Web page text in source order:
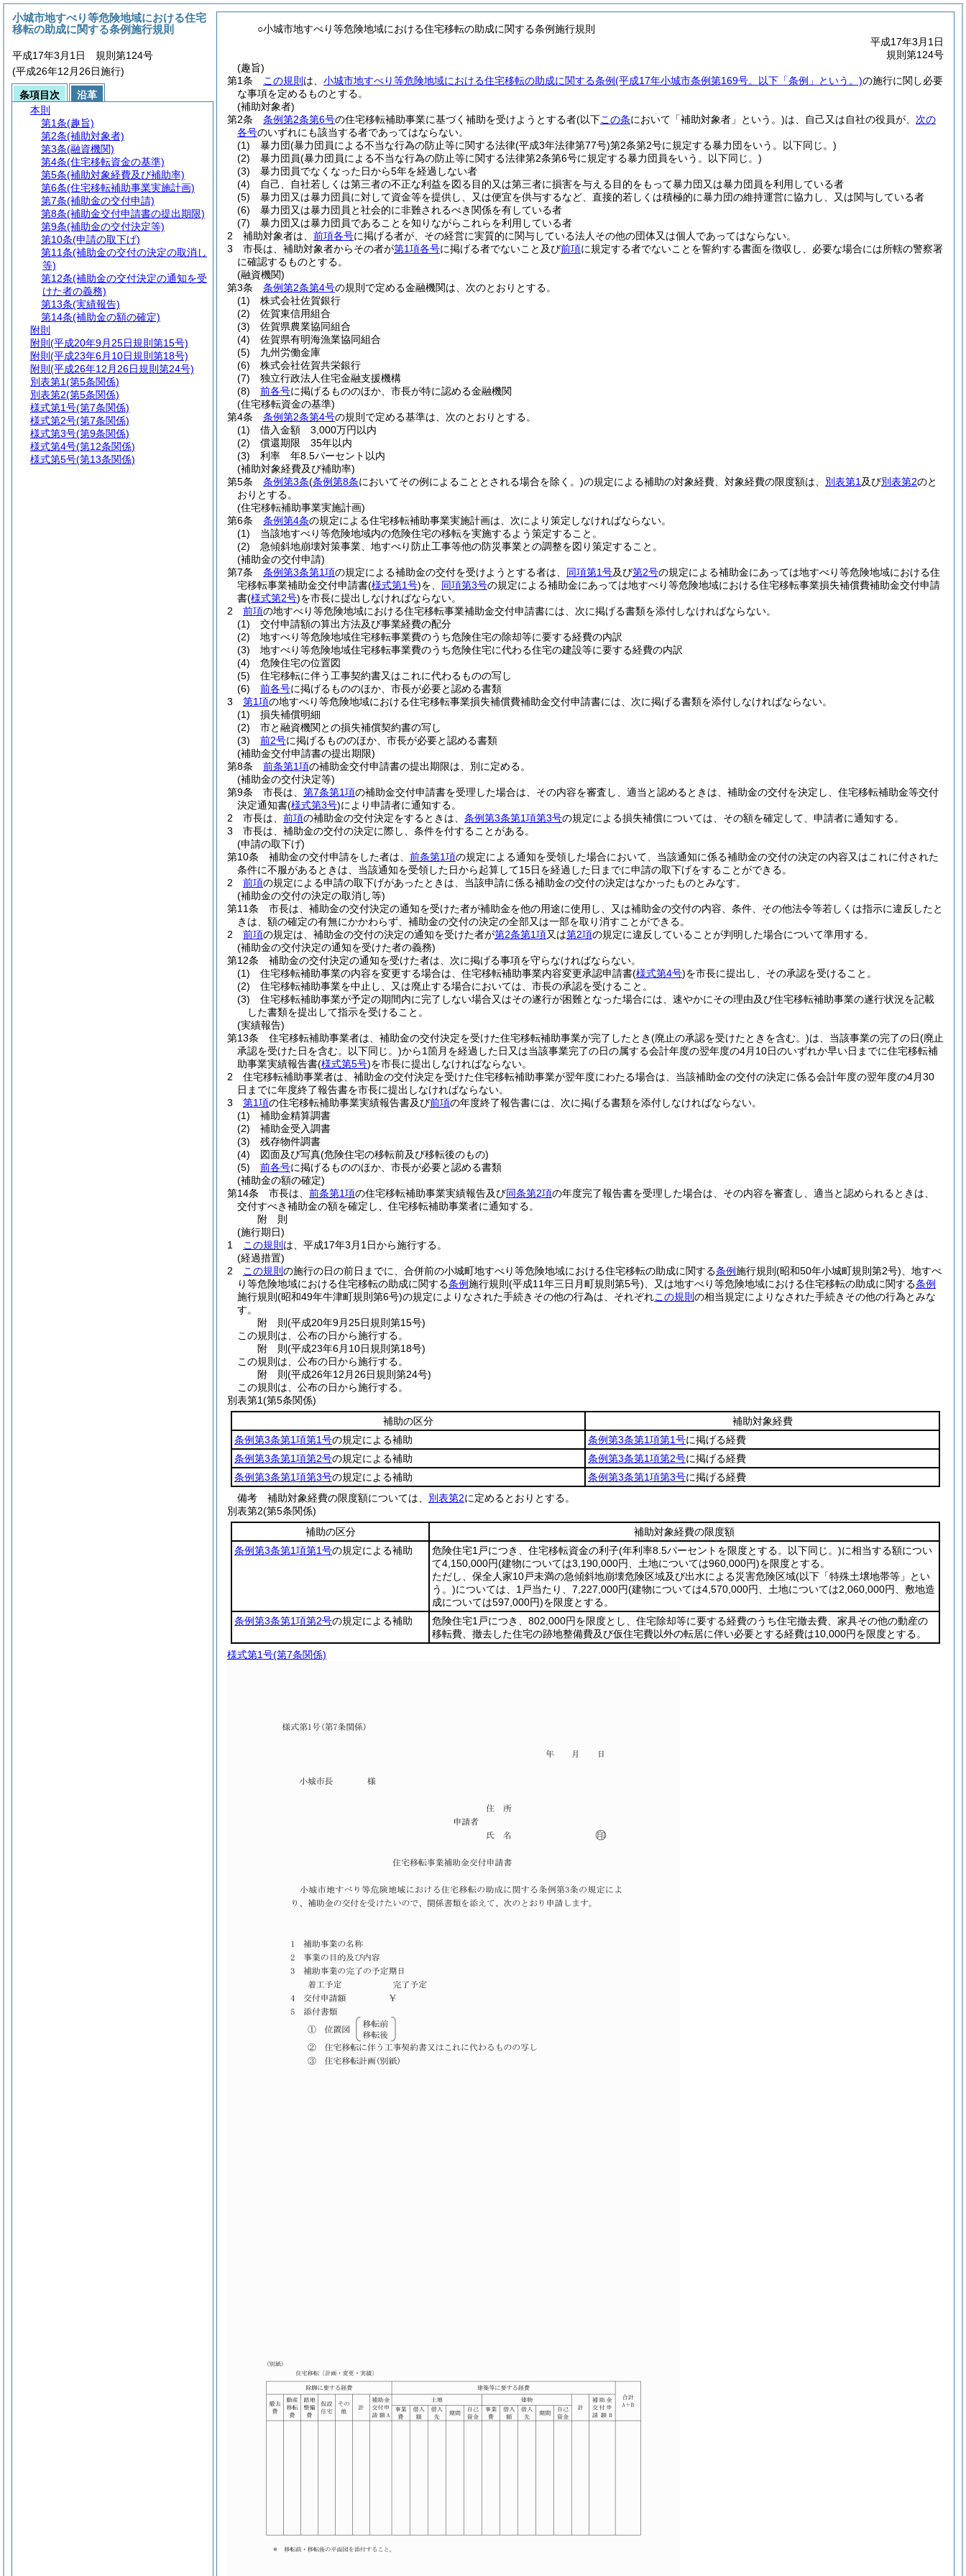
○小城市地すべり等危険地域における住宅移転の助成に関する条例施行規則
平成17年3月1日
規則第124号
(趣旨)
第1条
この規則 は、 小城市地すべり等危険地域における住宅移転の助成に関する条例(平成17年小城市条例第169号。以下「条例」という。)の施行に関し必要
な事項を定めるものとする。
(補助対象者)
第2条
条例第2条第6号の住宅移転補助事業に基づく補助を受けようとする者(以下この条において「補助対象者」という。)は、自己又は自社の役員が、 次の
各号のいずれにも該当する者であってはならない。
(1)
暴力団(暴力団員による不当な行為の防止等に関する法律(平成3年法律第77号)第2条第2号に規定する暴力団をいう。以下同じ。)
(2)
暴力団員(暴力団員による不当な行為の防止等に関する法律第2条第6号に規定する暴力団員をいう。以下同じ。)
(3)
暴力団員でなくなった日から5年を経過しない者
(4)
自己、自社若しくは第三者の不正な利益を図る目的又は第三者に損害を与える目的をもって暴力団又は暴力団員を利用している者
(5)
暴力団又は暴力団員に対して資金等を提供し、又は便宜を供与するなど、直接的若しくは積極的に暴力団の維持運営に協力し、又は関与している者
(6)
暴力団又は暴力団員と社会的に非難されるべき関係を有している者
(7)
暴力団又は暴力団員であることを知りながらこれらを利用している者
2
補助対象者は、 前項各号に掲げる者が、その経営に実質的に関与している法人その他の団体又は個人であってはならない。
3
市長は、補助対象者からその者が第1項各号に掲げる者でないこと及び前項に規定する者でないことを誓約する書面を徴収し、必要な場合には所轄の警察署
に確認するものとする。
(融資機関)
第3条
条例第2条第4号の規則で定める金融機関は、次のとおりとする。
(1)
株式会社佐賀銀行
(2)
佐賀東信用組合
(3)
佐賀県農業協同組合
(4)
佐賀県有明海漁業協同組合
(5)
九州労働金庫
(6)
株式会社佐賀共栄銀行
(7)
独立行政法人住宅金融支援機構
(8)
前各号に掲げるもののほか、市長が特に認める金融機関
(住宅移転資金の基準)
第4条
条例第2条第4号の規則で定める基準は、次のとおりとする。
(1)
借入金額 3,000万円以内
(2)
償還期限 35年以内
(3)
利率 年8.5パーセント以内
(補助対象経費及び補助率)
第5条
条例第3条(条例第8条においてその例によることとされる場合を除く。)の規定による補助の対象経費、対象経費の限度額は、 別表第1 及び別表第2のと
おりとする。
(住宅移転補助事業実施計画)
第6条
条例第4条の規定による住宅移転補助事業実施計画は、次により策定しなければならない。
(1)
当該地すべり等危険地域内の危険住宅の移転を実施するよう策定すること。
(2)
急傾斜地崩壊対策事業、地すべり防止工事等他の防災事業との調整を図り策定すること。
(補助金の交付申請)
第7条
条例第3条第1項の規定による補助金の交付を受けようとする者は、 同項第1号及び第2号の規定による補助金にあっては地すべり等危険地域における住
宅移転事業補助金交付申請書(様式第1号)を、 同項第3号の規定による補助金にあっては地すべり等危険地域における住宅移転事業損失補償費補助金交付申請
書(様式第2号)を市長に提出しなければならない。
2
前項の地すべり等危険地域における住宅移転事業補助金交付申請書には、次に掲げる書類を添付しなければならない。
(1)
交付申請額の算出方法及び事業経費の配分
(2)
地すべり等危険地域住宅移転事業費のうち危険住宅の除却等に要する経費の内訳
(3)
地すべり等危険地域住宅移転事業費のうち危険住宅に代わる住宅の建設等に要する経費の内訳
(4)
危険住宅の位置図
(5)
住宅移転に伴う工事契約書又はこれに代わるものの写し
(6)
前各号に掲げるもののほか、市長が必要と認める書類
3
第1項の地すべり等危険地域における住宅移転事業損失補償費補助金交付申請書には、次に掲げる書類を添付しなければならない。
(1)
損失補償明細
(2)
市と融資機関との損失補償契約書の写し
(3)
前2号に掲げるもののほか、市長が必要と認める書類
(補助金交付申請書の提出期限)
第8条
前条第1項の補助金交付申請書の提出期限は、別に定める。
(補助金の交付決定等)
第9条
市長は、 第7条第1項の補助金交付申請書を受理した場合は、その内容を審査し、適当と認めるときは、補助金の交付を決定し、住宅移転補助金等交付
決定通知書(様式第3号)により申請者に通知する。
2
市長は、 前項の補助金の交付決定をするときは、 条例第3条第1項第3号の規定による損失補償については、その額を確定して、申請者に通知する。
3
市長は、補助金の交付の決定に際し、条件を付することがある。
(申請の取下げ)
第10条
補助金の交付申請をした者は、 前条第1項の規定による通知を受領した場合において、当該通知に係る補助金の交付の決定の内容又はこれに付された
条件に不服があるときは、当該通知を受領した日から起算して15日を経過した日までに申請の取下げをすることができる。
2
前項の規定による申請の取下げがあったときは、当該申請に係る補助金の交付の決定はなかったものとみなす。
(補助金の交付の決定の取消し等)
第11条
市長は、補助金の交付決定の通知を受けた者が補助金を他の用途に使用し、又は補助金の交付の内容、条件、その他法令等若しくは指示に違反したと
きは、額の確定の有無にかかわらず、補助金の交付の決定の全部又は一部を取り消すことができる。
2
前項の規定は、補助金の交付の決定の通知を受けた者が第2条第1項又は第2項の規定に違反していることが判明した場合について準用する。
(補助金の交付決定の通知を受けた者の義務)
第12条
補助金の交付決定の通知を受けた者は、次に掲げる事項を守らなければならない。
(1)
住宅移転補助事業の内容を変更する場合は、住宅移転補助事業内容変更承認申請書(様式第4号)を市長に提出し、その承認を受けること。
(2)
住宅移転補助事業を中止し、又は廃止する場合においては、市長の承認を受けること。
(3)
住宅移転補助事業が予定の期間内に完了しない場合又はその遂行が困難となった場合には、速やかにその理由及び住宅移転補助事業の遂行状況を記載
した書類を提出して指示を受けること。
(実績報告)
第13条
住宅移転補助事業者は、補助金の交付決定を受けた住宅移転補助事業が完了したとき(廃止の承認を受けたときを含む。)は、当該事業の完了の日(廃止
承認を受けた日を含む。以下同じ。)から1箇月を経過した日又は当該事業完了の日の属する会計年度の翌年度の4月10日のいずれか早い日までに住宅移転補
助事業実績報告書(様式第5号)を市長に提出しなければならない。
2
住宅移転補助事業者は、補助金の交付決定を受けた住宅移転補助事業が翌年度にわたる場合は、当該補助金の交付の決定に係る会計年度の翌年度の4月30
日までに年度終了報告書を市長に提出しなければならない。
3
第1項の住宅移転補助事業実績報告書及び前項の年度終了報告書には、次に掲げる書類を添付しなければならない。
(1)
補助金精算調書
(2)
補助金受入調書
(3)
残存物件調書
(4)
図面及び写真(危険住宅の移転前及び移転後のもの)
(5)
前各号に掲げるもののほか、市長が必要と認める書類
(補助金の額の確定)
第14条
市長は、 前条第1項の住宅移転補助事業実績報告及び同条第2項の年度完了報告書を受理した場合は、その内容を審査し、適当と認められるときは、
交付すべき補助金の額を確定し、住宅移転補助事業者に通知する。
附 則
(施行期日)
1
この規則 は、平成17年3月1日から施行する。
(経過措置)
2
この規則 の施行の日の前日までに、合併前の小城町地すべり等危険地域における住宅移転の助成に関する条例施行規則 (昭和50年小城町規則第2号) 、地すべ
り等危険地域における住宅移転の助成に関する条例施行規則 (平成11年三日月町規則第5号) 、又は地すべり等危険地域における住宅移転の助成に関する条例
施行規則 (昭和49年牛津町規則第6号)の規定によりなされた手続きその他の行為は、それぞれこの規則 の相当規定によりなされた手続きその他の行為とみな
す。
附 則(平成20年9月25日規則第15号)
この規則は、公布の日から施行する。
附 則(平成23年6月10日規則第18号)
この規則は、公布の日から施行する。
附 則(平成26年12月26日規則第24号)
この規則は、公布の日から施行する。
別表第1(第5条関係)
補助の区分
補助対象経費
条例第3条第1項第1号の規定による補助 条例第3条第1項第1号に掲げる経費
条例第3条第1項第2号の規定による補助 条例第3条第1項第2号に掲げる経費
条例第3条第1項第3号の規定による補助 条例第3条第1項第3号に掲げる経費
備考 補助対象経費の限度額については、 別表第2に定めるとおりとする。
別表第2(第5条関係)
補助の区分
補助対象経費の限度額
条例第3条第1項第1号の規定による補助 危険住宅1戸につき、住宅移転資金の利子(年利率8.5パーセントを限度とする。以下同じ。)に相当する額につい
て4,150,000円(建物については3,190,000円、土地については960,000円)を限度とする。
ただし、保全人家10戸未満の急傾斜地崩壊危険区域及び出水による災害危険区域(以下「特殊土壌地帯等」とい
う。)については、1戸当たり、7,227,000円(建物については4,570,000円、土地については2,060,000円、敷地造
成については597,000円)を限度とする。
条例第3条第1項第2号の規定による補助
危険住宅1戸につき、802,000円を限度とし、住宅除却等に要する経費のうち住宅撤去費、家具その他の動産の
移転費、撤去した住宅の跡地整備費及び仮住宅費以外の転居に伴い必要とする経費は10,000円を限度とする。
様式第1号(第7条関係)
小城市地すべり等危険地域における住宅
移転の助成に関する条例施行規則
平成17年3月1日 規則第124号
(平成26年12月26日施行)
条項目次
沿革
本則
第1条(趣旨)
第2条(補助対象者)
第3条(融資機関)
第4条(住宅移転資金の基準)
第5条(補助対象経費及び補助率)
第6条(住宅移転補助事業実施計画)
第7条(補助金の交付申請)
第8条(補助金交付申請書の提出期限)
第9条(補助金の交付決定等)
第10条(申請の取下げ)
第11条(補助金の交付の決定の取消し
等)
第12条(補助金の交付決定の通知を受
けた者の義務)
第13条(実績報告)
第14条(補助金の額の確定)
附則
附則 (平成20年9月25日規則第15号)
附則 (平成23年6月10日規則第18号)
附則 (平成26年12月26日規則第24号)
別表第1(第5条関係)
別表第2(第5条関係)
様式第1号(第7条関係)
様式第2号(第7条関係)
様式第3号(第9条関係)
様式第4号(第12条関係)
様式第5号(第13条関係)